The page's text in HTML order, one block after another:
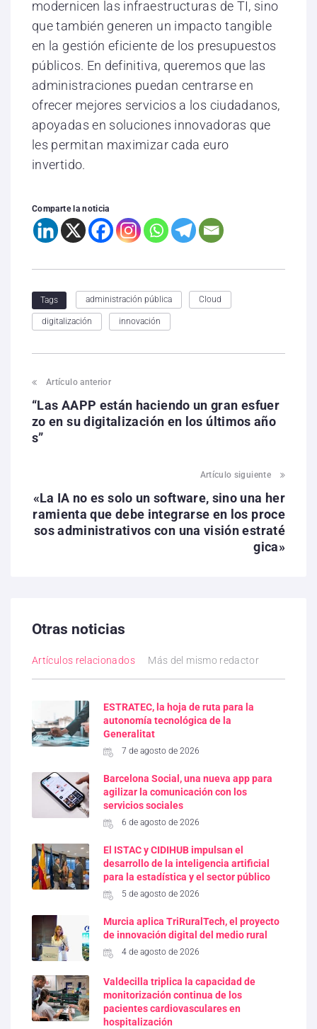
modernicen las infraestructuras de TI, sino
que también generen un impacto tangible
en la gestión eficiente de los presupuestos
públicos. En definitiva, queremos que las
administraciones puedan centrarse en
ofrecer mejores servicios a los ciudadanos,
apoyadas en soluciones innovadoras que
les permitan maximizar cada euro
invertido.
Comparte la noticia
Tags administración pública Cloud
digitalización innovación
Artículo anterior
“Las AAPP están haciendo un gran esfuer
zo en su digitalización en los últimos año
s”
Artículo siguiente
«La IA no es solo un software, sino una her
ramienta que debe integrarse en los proce
sos administrativos con una visión estraté
gica»
Otras noticias
Artículos relacionados Más del mismo redactor
ESTRATEC, la hoja de ruta para la
autonomía tecnológica de la
Generalitat
7 de agosto de 2026
Barcelona Social, una nueva app para
agilizar la comunicación con los
servicios sociales
6 de agosto de 2026
El ISTAC y CIDIHUB impulsan el
desarrollo de la inteligencia artificial
para la estadística y el sector público
5 de agosto de 2026
Murcia aplica TriRuralTech, el proyecto
de innovación digital del medio rural
4 de agosto de 2026
Valdecilla triplica la capacidad de
monitorización continua de los
pacientes cardiovasculares en
hospitalización